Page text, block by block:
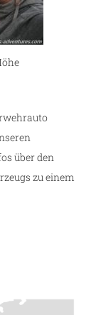
über den
zu einem